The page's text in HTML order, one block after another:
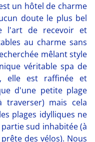
un hôtel de charme
doute le plus bel
l'art de recevoir et
au charme sans
mêlant style
véritable spa de
elle est raffinée et
d'une petite plage
traverser) mais cela
plages idylliques ne
sud inhabitée (à
des vélos). Nous